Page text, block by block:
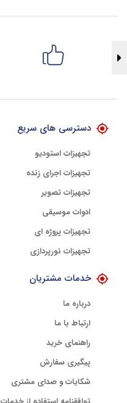
دسترسی های سریع
تجهیزات استودیو
تجهیزات اجرای زنده
تجهیزات تصویر
ادوات موسیقی
تجهیزات پروژه ای
تجهیزات نورپردازی
خدمات مشتریان
درباره ما
ارتباط با ما
راهنمای خرید
پیگیری سفارش
شکایات و صدای مشتری